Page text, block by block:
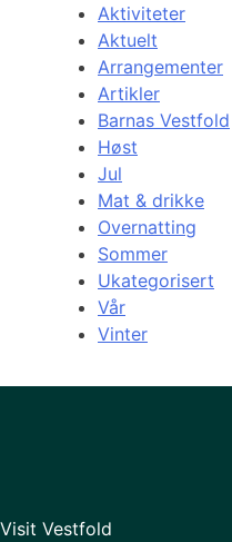
Aktiviteter
Aktuelt
Arrangementer
Artikler
Barnas Vestfold
Høst
Jul
Mat & drikke
Overnatting
Sommer
Ukategorisert
Vår
Vinter
Visit Vestfold